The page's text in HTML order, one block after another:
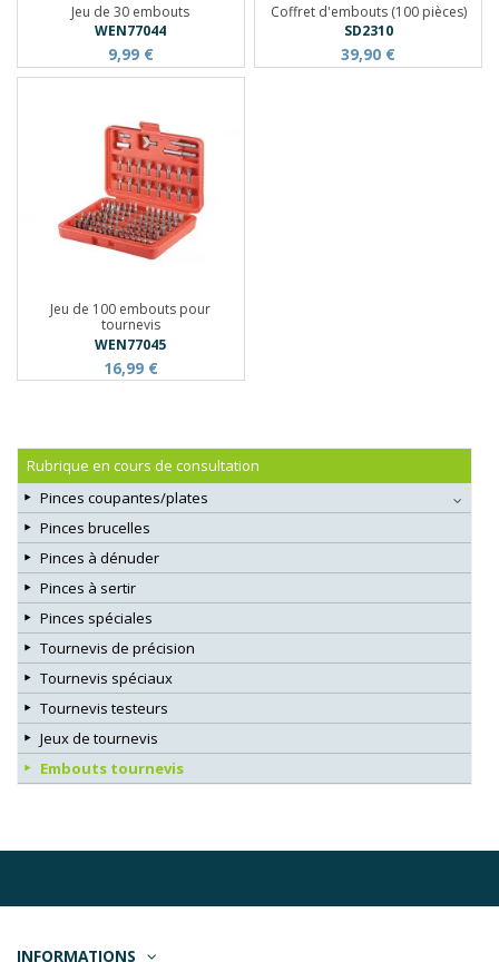
Jeu de 30 embouts
WEN77044
9,99 €
Coffret d'embouts (100 pièces)
SD2310
39,90 €
Jeu de 100 embouts pour
tournevis
WEN77045
16,99 €
Rubrique en cours de consultation
Pinces coupantes/plates
Pinces brucelles
Pinces à dénuder
Pinces à sertir
Pinces spéciales
Tournevis de précision
Tournevis spéciaux
Tournevis testeurs
Jeux de tournevis
Embouts tournevis
INFORMATIONS